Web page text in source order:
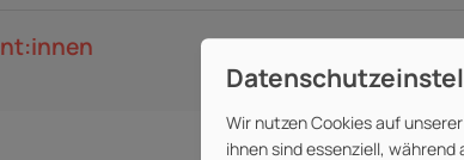
Wir nutzen Cookies auf
ihnen sind essenziell,